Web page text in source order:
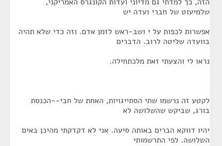
שלמיעוט של חברי ועדה יש
אפשרות לכפות על י ושב-ראש לזמן אדם. וזה כדי שלא תהיה
בוועדה שליטה לרוב. הדברים
נראו לי והצעתי זאת מלכתחילה.
לקטע זה נרשמו שתי הסתייגויות, האחת של חבי--הכנסת
בורג, שביקש שהשלושה לא
יהיו דווקא הברים באותה סיעה. אני לא דקדקתי מהיכן באים
השלושה. לפי התרשמותי